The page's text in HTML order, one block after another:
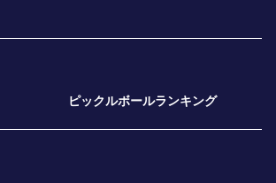
ピックルボールランキング